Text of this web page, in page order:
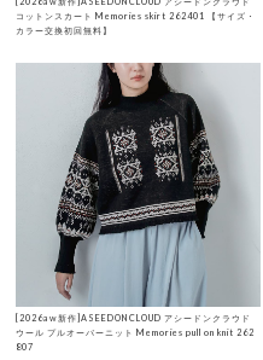
コットンスカート Memories skirt 262401 【サイズ・
カラー交換初回無料】
[2026aw新作]ASEEDONCLOUD アシードンクラウド
ウール プルオーバーニット Memories pull on knit 262
807